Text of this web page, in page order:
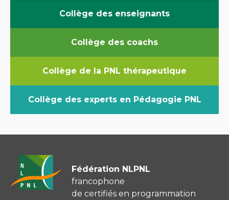
Collège des enseignants
Collège des coachs
Collège de la PNL thérapeutique
Collège des experts en Pédagogie PNL
Fédération NLPNL
francophone
de certifiés en programmation